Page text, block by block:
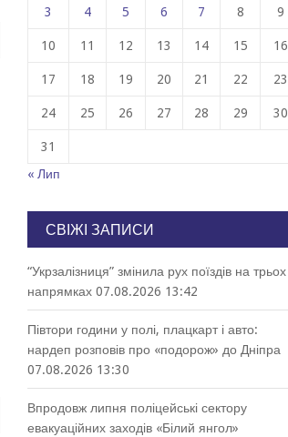
3 4 5 6 7 8 9
10 11 12 13 14 15 16
17 18 19 20 21 22 23
24 25 26 27 28 29 30
31
« Лип
СВІЖІ ЗАПИСИ
“Укрзалізниця” змінила рух поїздів на трьох
напрямках 07.08.2026 13:42
Півтори години у полі, плацкарт і авто:
нардеп розповів про «подорож» до Дніпра
07.08.2026 13:30
Впродовж липня поліцейські сектору
евакуаційних заходів «Білий янгол»